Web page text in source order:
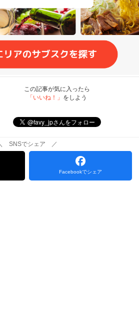
この記事が気に入ったら
「いいね！」 をしよう
SNSでシェア ／
Facebookでシェア